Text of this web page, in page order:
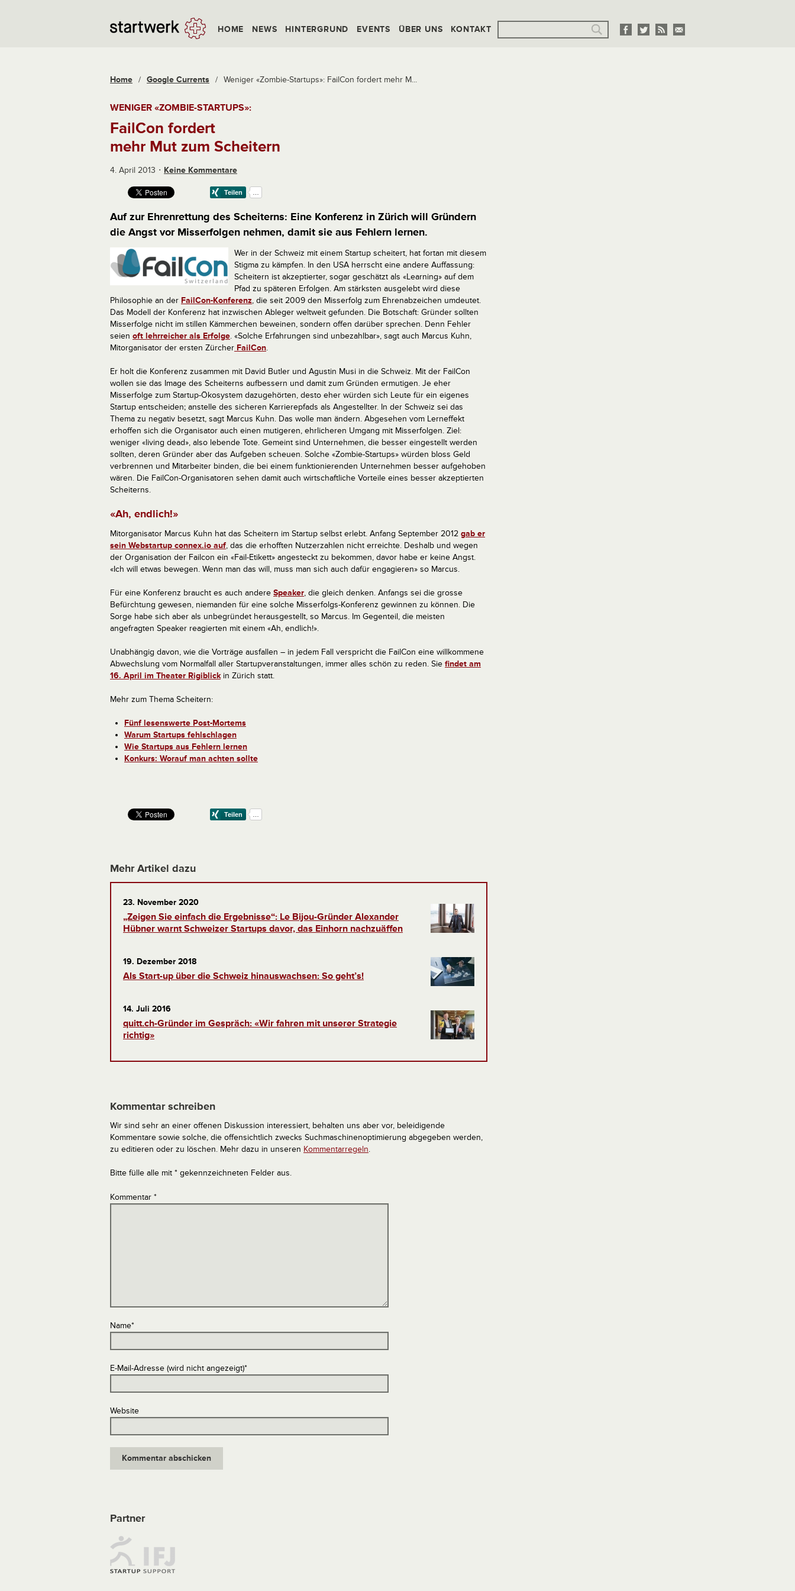
HOME NEWS HINTERGRUND EVENTS ÜBER UNS KONTAKT
Home / Google Currents / Weniger «Zombie-Startups»: FailCon fordert mehr M...
WENIGER «ZOMBIE-STARTUPS»:
FailCon fordert
mehr Mut zum Scheitern
4. April 2013 Keine Kommentare
Auf zur Ehrenrettung des Scheiterns: Eine Konferenz in Zürich will Gründern
die Angst vor Misserfolgen nehmen, damit sie aus Fehlern lernen.
Wer in der Schweiz mit einem Startup scheitert, hat fortan mit diesem
Stigma zu kämpfen. In den USA herrscht eine andere Auffassung:
Scheitern ist akzeptierter, sogar geschätzt als «Learning» auf dem
Pfad zu späteren Erfolgen. Am stärksten ausgelebt wird diese
Philosophie an der FailCon-Konferenz, die seit 2009 den Misserfolg zum Ehrenabzeichen umdeutet.
Das Modell der Konferenz hat inzwischen Ableger weltweit gefunden. Die Botschaft: Gründer sollten
Misserfolge nicht im stillen Kämmerchen beweinen, sondern offen darüber sprechen. Denn Fehler
seien oft lehrreicher als Erfolge. «Solche Erfahrungen sind unbezahlbar», sagt auch Marcus Kuhn,
Mitorganisator der ersten Zürcher FailCon.
Er holt die Konferenz zusammen mit David Butler und Agustin Musi in die Schweiz. Mit der FailCon
wollen sie das Image des Scheiterns aufbessern und damit zum Gründen ermutigen. Je eher
Misserfolge zum Startup-Ökosystem dazugehörten, desto eher würden sich Leute für ein eigenes
Startup entscheiden; anstelle des sicheren Karrierepfads als Angestellter. In der Schweiz sei das
Thema zu negativ besetzt, sagt Marcus Kuhn. Das wolle man ändern. Abgesehen vom Lerneffekt
erhoffen sich die Organisator auch einen mutigeren, ehrlicheren Umgang mit Misserfolgen. Ziel:
weniger «living dead», also lebende Tote. Gemeint sind Unternehmen, die besser eingestellt werden
sollten, deren Gründer aber das Aufgeben scheuen. Solche «Zombie-Startups» würden bloss Geld
verbrennen und Mitarbeiter binden, die bei einem funktionierenden Unternehmen besser aufgehoben
wären. Die FailCon-Organisatoren sehen damit auch wirtschaftliche Vorteile eines besser akzeptierten
Scheiterns.
«Ah, endlich!»
Mitorganisator Marcus Kuhn hat das Scheitern im Startup selbst erlebt. Anfang September 2012 gab er
sein Webstartup connex.io auf, das die erhofften Nutzerzahlen nicht erreichte. Deshalb und wegen
der Organisation der Failcon ein «Fail-Etikett» angesteckt zu bekommen, davor habe er keine Angst.
«Ich will etwas bewegen. Wenn man das will, muss man sich auch dafür engagieren» so Marcus.
Für eine Konferenz braucht es auch andere Speaker, die gleich denken. Anfangs sei die grosse
Befürchtung gewesen, niemanden für eine solche Misserfolgs-Konferenz gewinnen zu können. Die
Sorge habe sich aber als unbegründet herausgestellt, so Marcus. Im Gegenteil, die meisten
angefragten Speaker reagierten mit einem «Ah, endlich!».
Unabhängig davon, wie die Vorträge ausfallen – in jedem Fall verspricht die FailCon eine willkommene
Abwechslung vom Normalfall aller Startupveranstaltungen, immer alles schön zu reden. Sie findet am
16. April im Theater Rigiblickin Zürich statt.
Mehr zum Thema Scheitern:
Fünf lesenswerte Post-Mortems
Warum Startups fehlschlagen
Wie Startups aus Fehlern lernen
Konkurs: Worauf man achten sollte
Mehr Artikel dazu
23. November 2020
„Zeigen Sie einfach die Ergebnisse“: Le Bijou-Gründer Alexander
Hübner warnt Schweizer Startups davor, das Einhorn nachzuäffen
19. Dezember 2018
Als Start-up über die Schweiz hinauswachsen: So geht’s!
14. Juli 2016
quitt.ch-Gründer im Gespräch: «Wir fahren mit unserer Strategie
richtig»
Kommentar schreiben
Wir sind sehr an einer offenen Diskussion interessiert, behalten uns aber vor, beleidigende
Kommentare sowie solche, die offensichtlich zwecks Suchmaschinenoptimierung abgegeben werden,
zu editieren oder zu löschen. Mehr dazu in unseren Kommentarregeln.
Bitte fülle alle mit * gekennzeichneten Felder aus.
Kommentar *
Name*
E-Mail-Adresse (wird nicht angezeigt)*
Website
Partner